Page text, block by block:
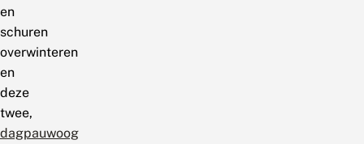
en
schuren
overwinteren
en
deze
twee,
dagpauwoog